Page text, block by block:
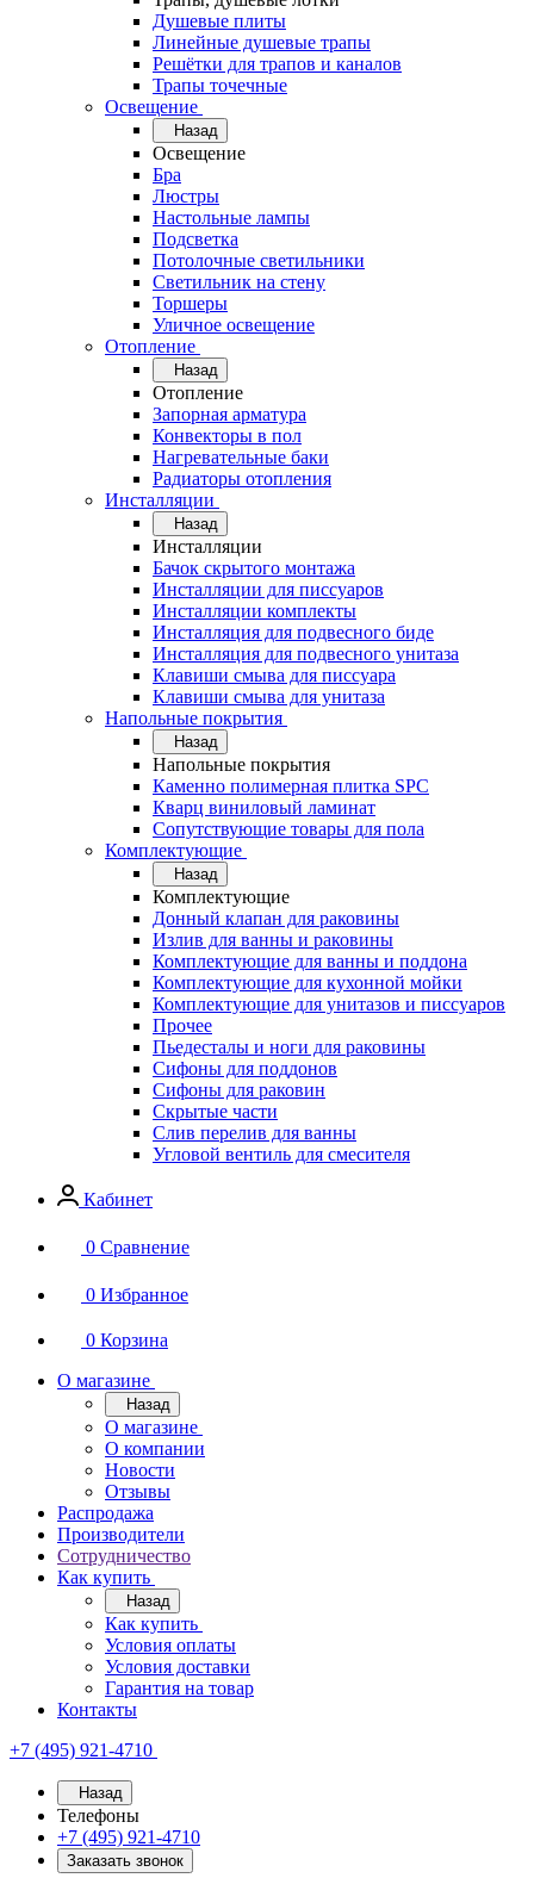
Душевые плиты
Линейные душевые трапы
Решётки для трапов и каналов
Трапы точечные
Освещение
Назад
Освещение
Бра
Люстры
Настольные лампы
Подсветка
Потолочные светильники
Светильник на стену
Торшеры
Уличное освещение
Отопление
Назад
Отопление
Запорная арматура
Конвекторы в пол
Нагревательные баки
Радиаторы отопления
Инсталляции
Назад
Инсталляции
Бачок скрытого монтажа
Инсталляции для писсуаров
Инсталляции комплекты
Инсталляция для подвесного биде
Инсталляция для подвесного унитаза
Клавиши смыва для писсуара
Клавиши смыва для унитаза
Напольные покрытия
Назад
Напольные покрытия
Каменно полимерная плитка SPC
Кварц виниловый ламинат
Сопутствующие товары для пола
Комплектующие
Назад
Комплектующие
Донный клапан для раковины
Излив для ванны и раковины
Комплектующие для ванны и поддона
Комплектующие для кухонной мойки
Комплектующие для унитазов и писсуаров
Прочее
Пьедесталы и ноги для раковины
Сифоны для поддонов
Сифоны для раковин
Скрытые части
Слив перелив для ванны
Угловой вентиль для смесителя
Кабинет
0 Сравнение
0 Избранное
0 Корзина
О магазине
Назад
О магазине
О компании
Новости
Отзывы
Распродажа
Производители
Сотрудничество
Как купить
Назад
Как купить
Условия оплаты
Условия доставки
Гарантия на товар
Контакты
+7 (495) 921-4710
Назад
Телефоны
+7 (495) 921-4710
Заказать звонок